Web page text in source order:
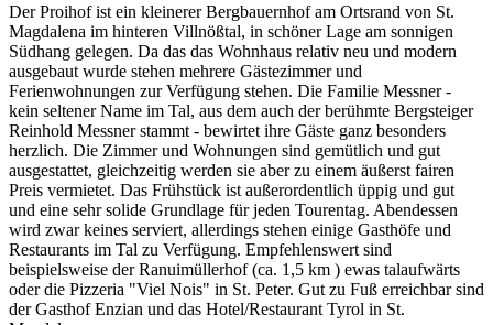
Der Proihof ist ein kleinerer Bergbauernhof am Ortsrand von St.
Magdalena im hinteren Villnößtal, in schöner Lage am sonnigen
Südhang gelegen. Da das das Wohnhaus relativ neu und modern
ausgebaut wurde stehen mehrere Gästezimmer und
Ferienwohnungen zur Verfügung stehen. Die Familie Messner -
kein seltener Name im Tal, aus dem auch der berühmte Bergsteiger
Reinhold Messner stammt - bewirtet ihre Gäste ganz besonders
herzlich. Die Zimmer und Wohnungen sind gemütlich und gut
ausgestattet, gleichzeitig werden sie aber zu einem äußerst fairen
Preis vermietet. Das Frühstück ist außerordentlich üppig und gut
und eine sehr solide Grundlage für jeden Tourentag. Abendessen
wird zwar keines serviert, allerdings stehen einige Gasthöfe und
Restaurants im Tal zu Verfügung. Empfehlenswert sind
beispielsweise der Ranuimüllerhof (ca. 1,5 km ) ewas talaufwärts
oder die Pizzeria "Viel Nois" in St. Peter. Gut zu Fuß erreichbar sind
der Gasthof Enzian und das Hotel/Restaurant Tyrol in St.